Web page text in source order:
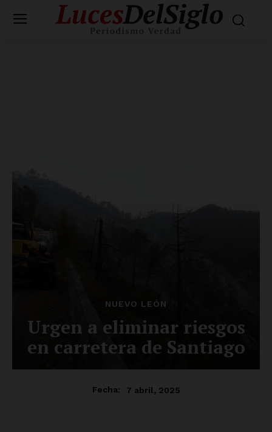
NUEVO LEÓN
Urgen a eliminar riesgos
en carretera de Santiago
Fecha: 7 abril, 2025